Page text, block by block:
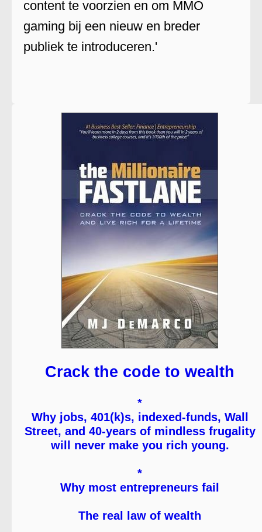
content te voorzien en om MMO
gaming bij een nieuw en breder
publiek te introduceren.'
Crack the code to wealth
*
Why jobs, 401(k)s, indexed-funds, Wall
Street, and 40-years of mindless frugality
will never make you rich young.
*
Why most entrepreneurs fail
The real law of wealth